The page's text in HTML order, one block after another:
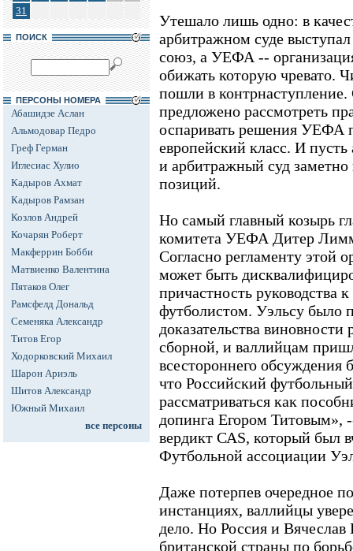
31
ПОИСК
ПЕРСОНЫ НОМЕРА
Абашидзе Аслан
Альмодовар Педро
Греф Герман
Иглесиас Хулио
Кадыров Ахмат
Кадыров Рамзан
Козлов Андрей
Кочарян Роберт
Макферрин Бобби
Матвиенко Валентина
Пятаков Олег
Рамсфелд Дональд
Семеняка Александр
Титов Егор
Ходорковский Михаил
Шарон Ариэль
Шитов Александр
Южный Михаил
все персоны
Утешало лишь одно: в
арбитражном суде
союз, а УЕФА --
обижать которую чревато.
пошли в
предложено рассмотреть
оспаривать решения УЕФА
европейский класс. И
и арбитражный суд
позиций.
Но самый главный козырь
комитета УЕФА Дитер
Согласно регламенту этой
может быть
причастность руководства
футболистом. Уэльсу было
доказательства виновности
сборной, и валлийцам
всестороннего
что Российский
рассматриваться как
допинга Егором Титовым»,
вердикт САS, который был
Футбольной ассоциации
Даже потерпев очередное
инстанциях, валлийцы
дело. Но Россия и
британской страны по